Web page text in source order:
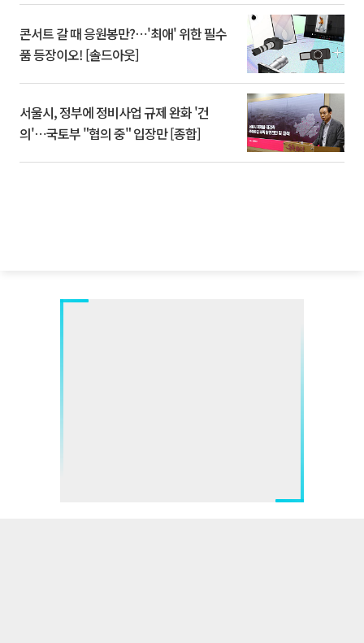
콘서트 갈 때 응원봉만?⋯'최애' 위한 필수
품 등장이오! [솔드아웃]
서울시, 정부에 정비사업 규제 완화 '건
의'⋯국토부 "협의 중" 입장만 [종합]